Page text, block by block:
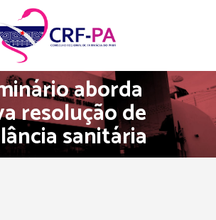
aborda
resolução de
sanitária